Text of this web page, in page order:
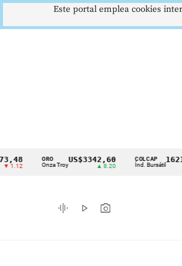
Cintillo
indicadores
económicos
ORO
Onza Troy
US$3342,60 COLCAP
Índ. Bursátil
1621,34
graphic_eq play_arrow photo_camera
Este portal emplea cookies